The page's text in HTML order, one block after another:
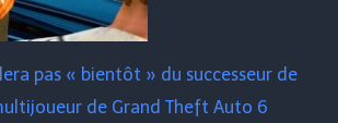
pas « bientôt » du successeur de
de Grand Theft Auto 6